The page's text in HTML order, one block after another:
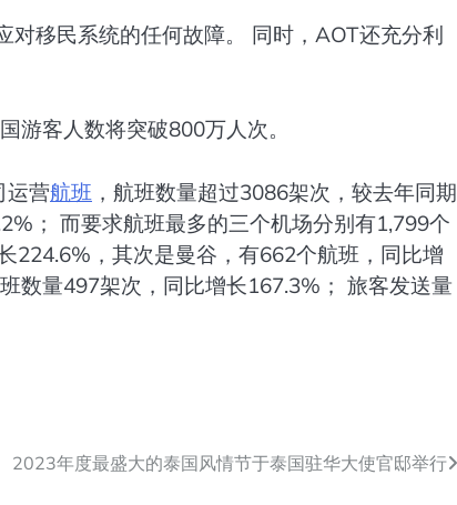
移民系统的任何故障。 同时，AOT还充分利
游客人数将突破800万人次。
运营航班 ，航班数量超过3086架次，较去年同期
； 而要求航班最多的三个机场分别有1,799个
224.6%，其次是曼谷，有662个航班，同比增
数量497架次，同比增长167.3%； 旅客发送量
2023年度最盛大的泰国风情节于泰国驻华大使官邸举行